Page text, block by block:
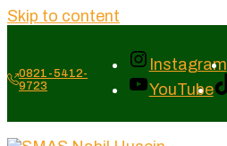
Skip to content
0821-5412-
9723
Instagram
YouTube